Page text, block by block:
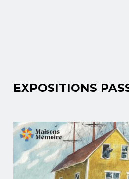
EXPOSITIONS